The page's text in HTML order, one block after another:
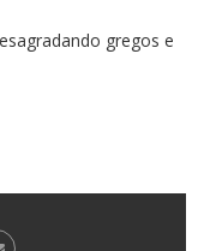
gregos e